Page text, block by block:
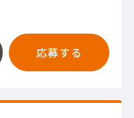
応募する